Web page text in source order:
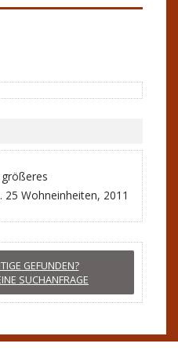
Wohneinheiten, 2011
GEFUNDEN?
SUCHANFRAGE